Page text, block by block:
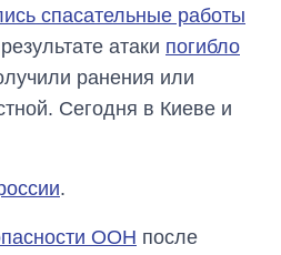
спасательные работы
атаки погибло
ранения или
Сегодня в Киеве и
.
ООН после
выращивали в
Украине до и во
войны